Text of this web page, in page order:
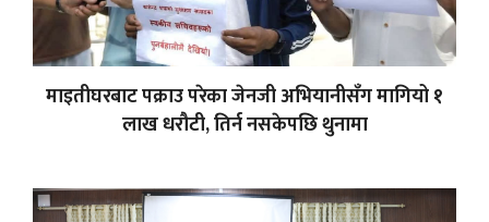
माइतीघरबाट पक्राउ परेका जेनजी अभियानीसँग मागियो १
लाख धरौटी, तिर्न नसकेपछि थुनामा